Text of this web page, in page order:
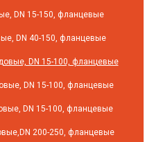
DN 15-150, фланцевые
DN 40-150, фланцевые
DN 15-100, фланцевые
DN 15-100, фланцевые
DN 15-100, фланцевые
200-250, фланцевые